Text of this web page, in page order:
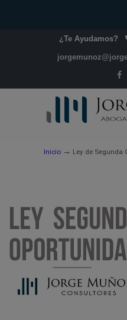
¿Te Ayudamos?
Inicio → Ley de